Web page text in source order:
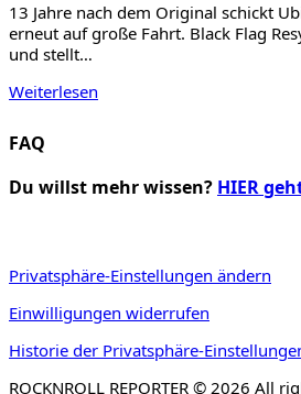
13 Jahre nach dem Original schickt
erneut auf große Fahrt. Black Flag
und stellt…
Weiterlesen
FAQ
Du willst mehr wissen? HIER
Privatsphäre-Einstellungen ändern
Einwilligungen widerrufen
Historie der Privatsphäre-
ROCKNROLL REPORTER © 2026 All